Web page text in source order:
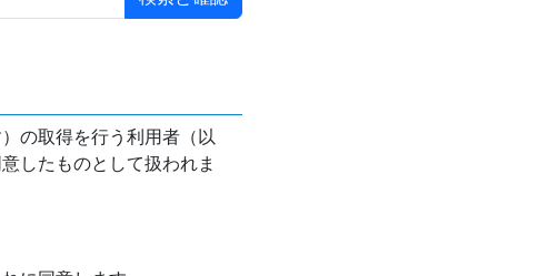
の取得を行う利用者（以
したものとして扱われま